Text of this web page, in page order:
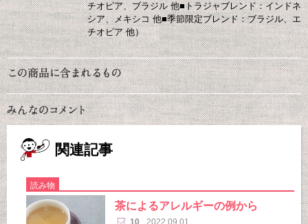
チオピア、ブラジル 他■トラジャブレンド：インドネ
シア、メキシコ 他■季節限定ブレンド：ブラジル、エ
チオピア 他）
関連記事
読み物
茶によるアレルギーの例から
10 2022.09.01